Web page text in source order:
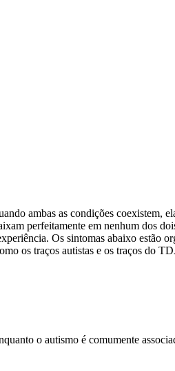
ambas as condições coexistem,
perfeitamente em nenhum dos
Os sintomas abaixo estão
os traços autistas e os traços do
o autismo é comumente